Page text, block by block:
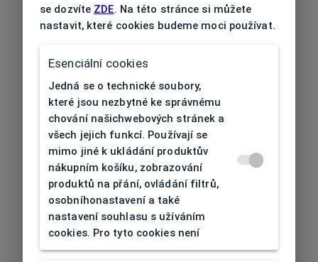
se dozvíte ZDE. Na této stránce si můžete
nastavit, které cookies budeme moci používat.
Esenciální cookies
Jedná se o technické soubory,
které jsou nezbytné ke správnému
chování našichwebových stránek a
všech jejich funkcí. Používají se
mimo jiné k ukládání produktův
nákupním košíku, zobrazování
produktů na přání, ovládání filtrů,
osobníhonastavení a také
nastavení souhlasu s užíváním
cookies. Pro tyto cookies není